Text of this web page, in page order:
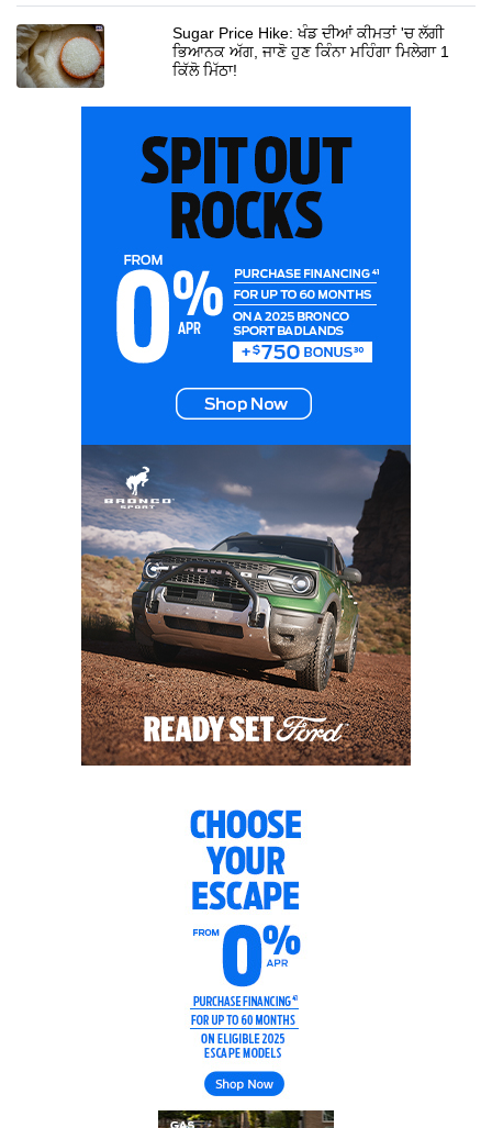
Sugar Price Hike: ਖੰਡ ਦੀਆਂ ਕੀਮਤਾਂ 'ਚ ਲੱਗੀ
ਭਿਆਨਕ ਅੱਗ, ਜਾਣੋ ਹੁਣ ਕਿੰਨਾ ਮਹਿੰਗਾ ਮਿਲੇਗਾ 1
ਕਿੱਲੋ ਮਿੱਠਾ!